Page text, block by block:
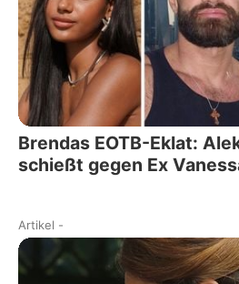
Brendas EOTB-Eklat:
schießt gegen Ex
Artikel -